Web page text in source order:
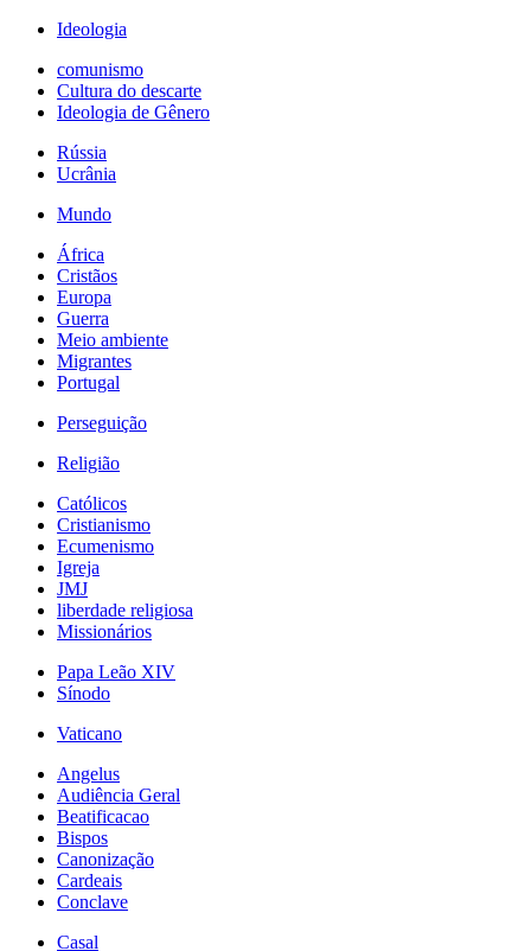
Ideologia
comunismo
Cultura do descarte
Ideologia de Gênero
Rússia
Ucrânia
Mundo
África
Cristãos
Europa
Guerra
Meio ambiente
Migrantes
Portugal
Perseguição
Religião
Católicos
Cristianismo
Ecumenismo
Igreja
JMJ
liberdade religiosa
Missionários
Papa Leão XIV
Sínodo
Vaticano
Angelus
Audiência Geral
Beatificacao
Bispos
Canonização
Cardeais
Conclave
Casal